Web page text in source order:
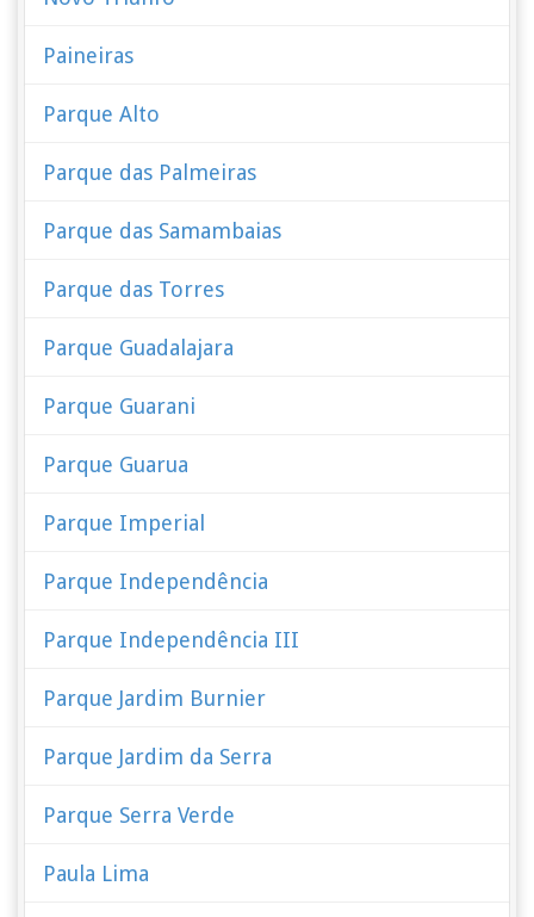
Paineiras
Parque Alto
Parque das Palmeiras
Parque das Samambaias
Parque das Torres
Parque Guadalajara
Parque Guarani
Parque Guarua
Parque Imperial
Parque Independência
Parque Independência III
Parque Jardim Burnier
Parque Jardim da Serra
Parque Serra Verde
Paula Lima